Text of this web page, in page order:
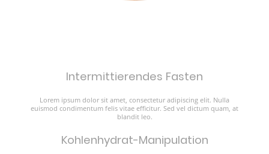
Intermittierendes Fasten
Lorem ipsum dolor sit amet, consectetur adipiscing elit. Nulla
euismod condimentum felis vitae efficitur. Sed vel dictum quam, at
blandit leo.
Kohlenhydrat-Manipulation